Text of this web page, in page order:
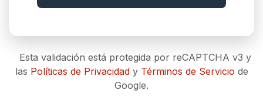
Esta validación está protegida por reCAPTCHA v3 y
las Políticas de Privacidady Términos de Servicio de
Google.